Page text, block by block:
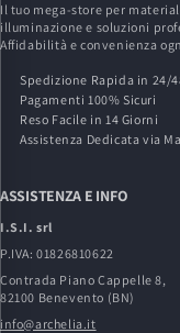
Il tuo mega-store per
illuminazione e soluzioni
Affidabilità e convenienza
Spedizione Rapida in 24/
Pagamenti 100% Sicuri
Reso Facile in 14 Giorni
Assistenza Dedicata via
ASSISTENZA E INFO
I.S.I. srl
P.IVA: 01826810622
Contrada Piano Cappelle 8,
82100 Benevento (BN)
info@archelia.it